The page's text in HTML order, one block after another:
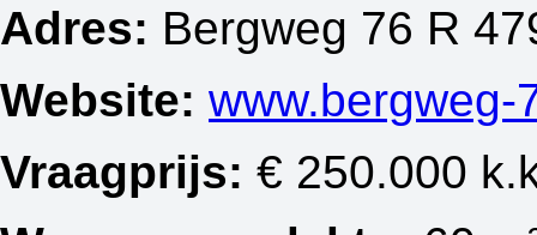
Adres: Bergweg 76 R
Website: www.bergweg-
Vraagprijs: € 250.000